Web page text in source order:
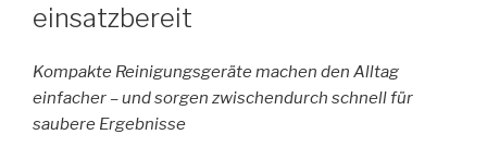
einsatzbereit
Kompakte Reinigungsgeräte machen den Alltag
einfacher – und sorgen zwischendurch schnell für
saubere Ergebnisse